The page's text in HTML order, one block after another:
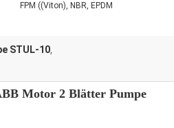
FPM ((Viton), NBR, EPDM
STUL-10,
Motor 2 Blätter Pumpe